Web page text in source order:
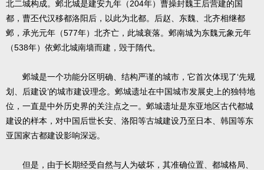
北二城构成。邺北城是建安九年（204年）曹操封魏王后营建的国
都，曹丕代汉移都洛阳后，以此为北都。后赵、东魏、北齐相继都
邺，承光元年（577年）北齐亡，此城衰落。邺南城为东魏元象元年
（538年）依邺北城南墙而建，毁于隋代。
邺城是一个功能分区明确、结构严谨的城市，它首次体现了‘先规
划、后建设’的城市建设理念。邺城遗址在中国城市发展史上的独特地
位，一直是中外历史界的关注点之一。邺城遗址是东亚地区古代都城
建设的样本，对中国后世长安、洛阳等古城建设乃至日本、韩国等东
亚国家古都建设影响深远。
但是，由于长期经受自然与人为破坏，其准确位置、都城格局、